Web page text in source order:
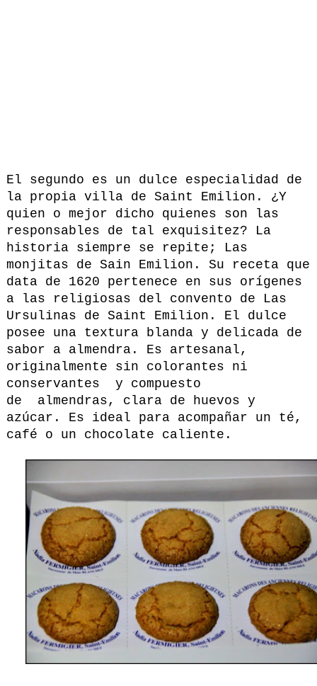
El segundo es un dulce especialidad de
la propia villa de Saint Emilion. ¿Y
quien o mejor dicho quienes son las
responsables de tal exquisitez? La
historia siempre se repite; Las
monjitas de Sain Emilion. Su receta que
data de 1620 pertenece en sus orígenes
a las religiosas del convento de Las
Ursulinas de Saint Emilion. El dulce
posee una textura blanda y delicada de
sabor a almendra. Es artesanal,
originalmente sin colorantes ni
conservantes y compuesto
de almendras, clara de huevos y
azúcar. Es ideal para acompañar un té,
café o un chocolate caliente.